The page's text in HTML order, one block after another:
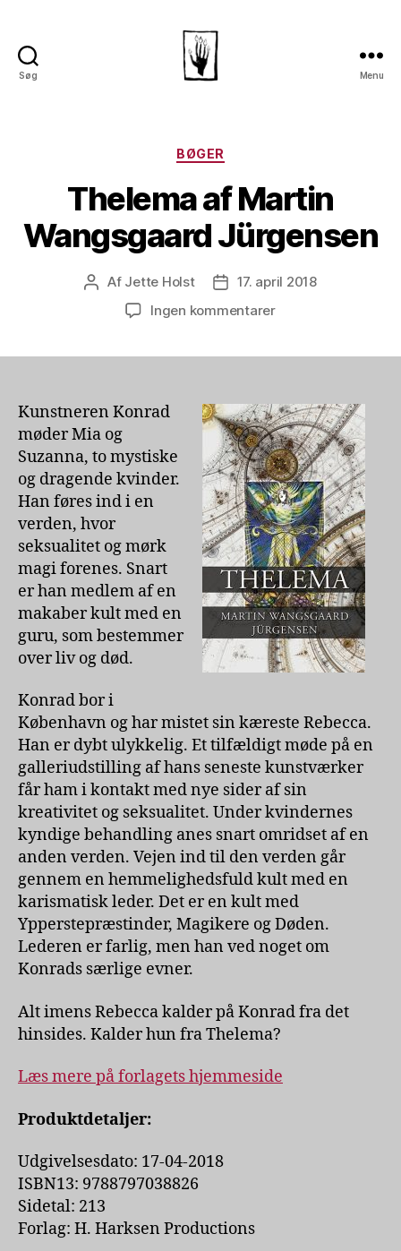
Søg Menu
Kategorier
BØGER
Thelema af Martin
Wangsgaard Jürgensen
Indlægsforfatter
Af Jette Holst Indlægsdato
17. april 2018
Ingen kommentarertil
Jürgensen
Kunstneren Konrad
møder Mia og
Suzanna, to mystiske
og dragende kvinder.
Han føres ind i en
verden, hvor
seksualitet og mørk
magi forenes. Snart
er han medlem af en
makaber kult med en
guru, som bestemmer
over liv og død.
Konrad bor i
København og har mistet sin kæreste Rebecca.
Han er dybt ulykkelig. Et tilfældigt møde på en
galleriudstilling af hans seneste kunstværker
får ham i kontakt med nye sider af sin
kreativitet og seksualitet. Under kvindernes
kyndige behandling anes snart omridset af en
anden verden. Vejen ind til den verden går
gennem en hemmelighedsfuld kult med en
karismatisk leder. Det er en kult med
Ypperstepræstinder, Magikere og Døden.
Lederen er farlig, men han ved noget om
Konrads særlige evner.
Alt imens Rebecca kalder på Konrad fra det
hinsides. Kalder hun fra Thelema?
Læs mere på forlagets hjemmeside
Produktdetaljer:
Udgivelsesdato: 17-04-2018
ISBN13: 9788797038826
Sidetal: 213
Forlag: H. Harksen Productions